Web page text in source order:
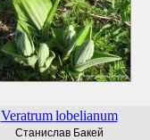
Veratrum lobelianum
Станислав Бакей